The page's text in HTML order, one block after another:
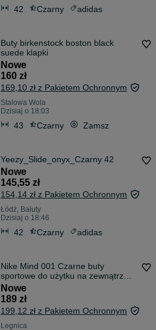
42 Czarny adidas
Buty birkenstock boston black
suede klapki
Nowe
160 zł
169,10 zł z Pakietem Ochronnym
Stalowa Wola
Dzisiaj o 18:03
43 Czarny Zamsz
Yeezy_Slide_onyx_Czarny 42
Nowe
145,55 zł
154,14 zł z Pakietem Ochronnym
Łódź, Bałuty
Dzisiaj o 18:46
42 Czarny adidas
Nike Mind 001 Czarne buty
sportowe do użytku na zewnątrz
R.39
Nowe
189 zł
199,12 zł z Pakietem Ochronnym
Legnica